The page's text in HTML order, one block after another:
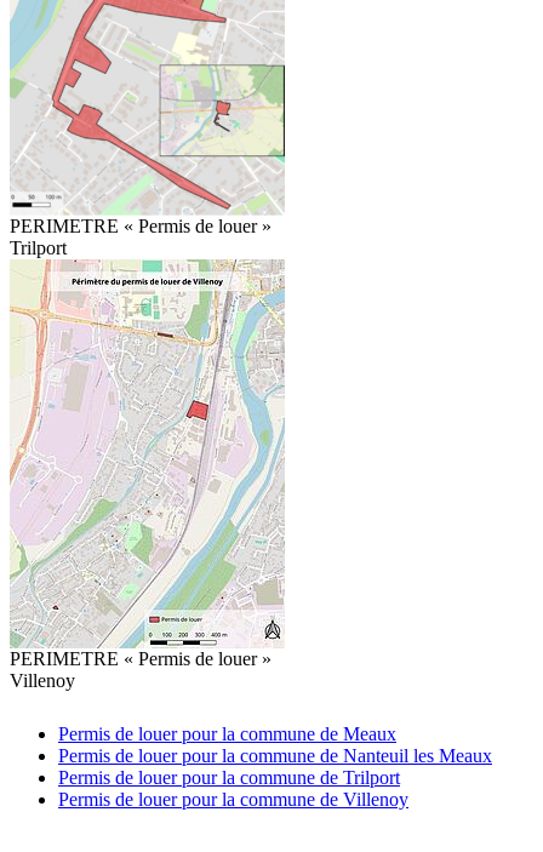
PERIMETRE « Permis de louer »
Trilport
PERIMETRE « Permis de louer »
Villenoy
Permis de louer pour la commune de Meaux
Permis de louer pour la commune de Nanteuil les Meaux
Permis de louer pour la commune de Trilport
Permis de louer pour la commune de Villenoy